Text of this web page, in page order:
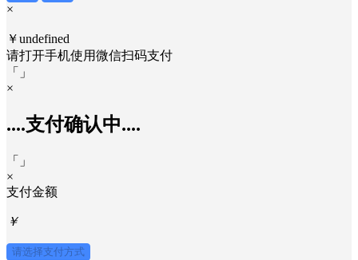
×
￥undefined
请打开手机使用微信扫码支付
「
」
×
....支付确认中....
「
」
×
支付金额
￥
请选择支付方式